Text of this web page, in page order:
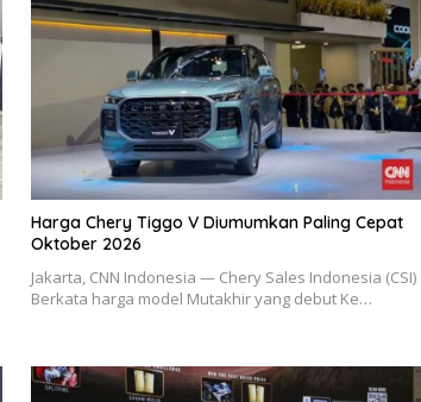
Harga Chery Tiggo V Diumumkan Paling Cepat
Oktober 2026
Jakarta, CNN Indonesia — Chery Sales Indonesia (CSI)
Berkata harga model Mutakhir yang debut Ke…